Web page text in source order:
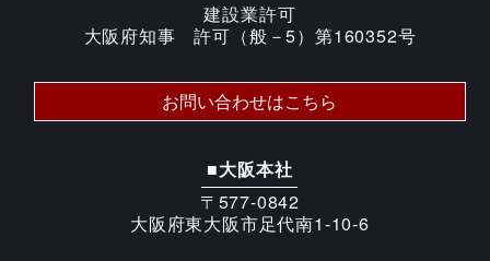
建設業許可
大阪府知事 許可（般－5）第160352号
お問い合わせはこちら
■大阪本社
〒577-0842
大阪府東大阪市足代南1-10-6